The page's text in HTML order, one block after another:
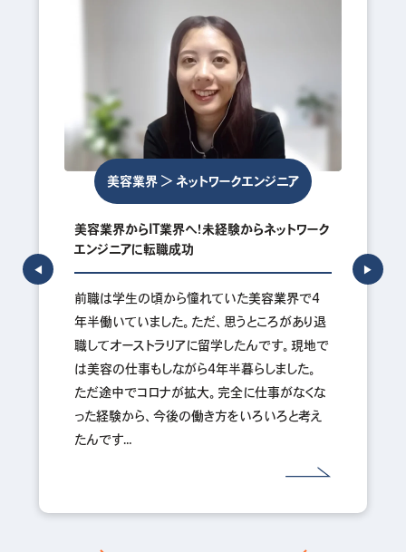
美容業界 ＞ ネットワークエンジニア
美容業界からIT業界へ！未経験からネットワーク
エンジニアに転職成功
前職は学生の頃から憧れていた美容業界で4
年半働いていました。ただ、思うところがあり退
職してオーストラリアに留学したんです。現地で
は美容の仕事もしながら4年半暮らしました。
ただ途中でコロナが拡大。完全に仕事がなくな
った経験から、今後の働き方をいろいろと考え
たんです…
◀︎ ▶︎